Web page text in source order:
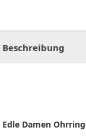
Beschreibung
Edle Damen